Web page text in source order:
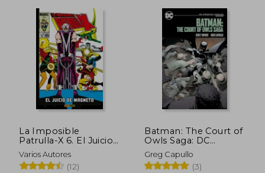
50%
dcto.
$ 164.638 50%
dcto.
La Imposible
Patrulla-X 6. El Juicio
de Magneto
Varios Autores
(12)
Batman: The Court of
Owls Saga: DC
Compact Comics
Edition (en Inglés)
Greg Capullo
(3)